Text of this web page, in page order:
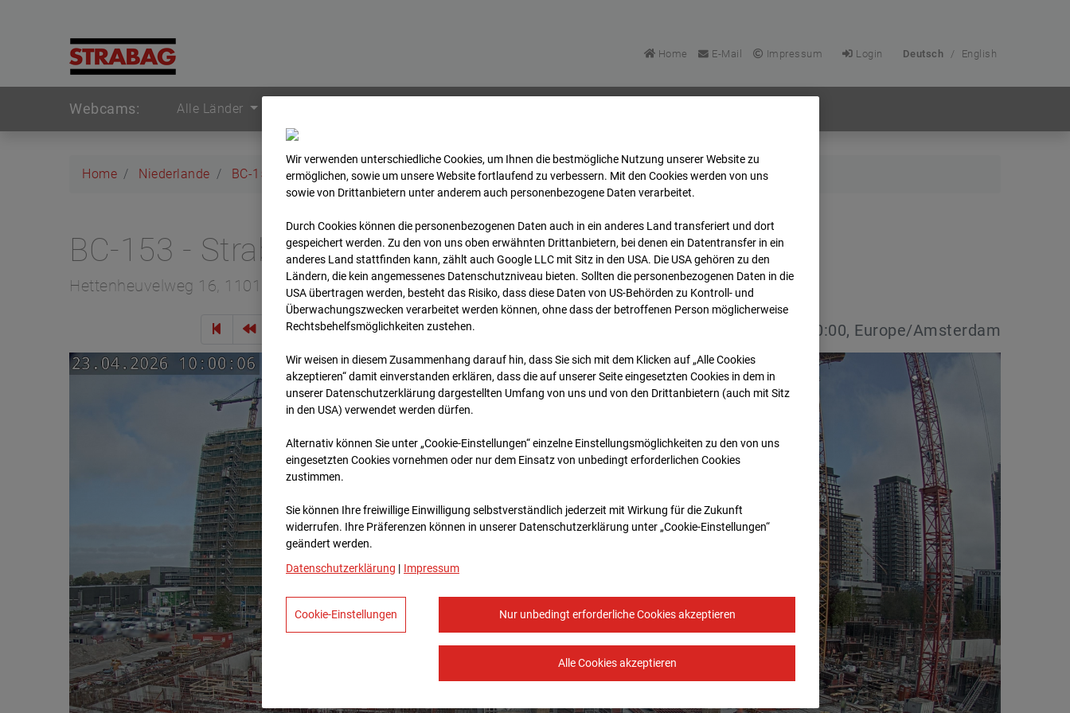
Home E-Mail Impressum Login Deutsch / English
Webcams: Alle Länder
Home Niederlande BC-153 - Strabag - BV-Amsterdam Archiv 2026 04 23 10:00
BC-153 - Strabag - BV-Amsterdam
Hettenheuvelweg 16, 1101 BN Amsterdam
Zur Übersicht 23.04.2026 10:00, Europe/Amsterdam
Wir verwenden unterschiedliche Cookies, um Ihnen die best­mögliche Nutzung unserer Website zu
ermöglichen, sowie um unsere Website fortlaufend zu verbessern. Mit den Cookies werden von uns
sowie von Drittanbietern unter anderem auch personenbezogene Daten verarbeitet.
Durch Cookies können die personenbezogenen Daten auch in ein anderes Land transferiert und dort
gespeichert werden. Zu den von uns oben erwähnten Drittanbietern, bei denen ein Datentransfer in ein
anderes Land stattfinden kann, zählt auch Google LLC mit Sitz in den USA. Die USA gehören zu den
Ländern, die kein angemessenes Datenschutzniveau bieten. Sollten die personenbezogenen Daten in die
USA übertragen werden, besteht das Risiko, dass diese Daten von US-Behörden zu Kontroll- und
Überwachungszwecken verarbeitet werden können, ohne dass der betroffenen Person möglicherweise
Rechtsbehelfsmöglichkeiten zustehen.
Wir weisen in diesem Zusammenhang darauf hin, dass Sie sich mit dem Klicken auf „Alle Cookies
akzeptieren“ damit ein­ver­standen erklären, dass die auf unserer Seite eingesetzten Cookies in dem in
unserer Datenschutzerklärung dargestellten Umfang von uns und von den Drittanbietern (auch mit Sitz
in den USA) verwendet werden dürfen.
Alternativ können Sie unter „Cookie-Einstellungen“ einzelne Einstellungsmöglichkeiten zu den von uns
eingesetzten Cookies vornehmen oder nur dem Einsatz von unbedingt erforderlichen Cookies
zustimmen.
Sie können Ihre freiwillige Einwilligung selbstverständlich jederzeit mit Wirkung für die Zukunft
widerrufen. Ihre Prä­fe­renzen können in unserer Datenschutzerklärung unter „Cookie-Einstellungen“
geändert werden.
Datenschutzerklärung | Impressum
Nur unbedingt erforderliche Cookies akzeptieren
Alle Cookies akzeptieren
Cookie-Einstellungen